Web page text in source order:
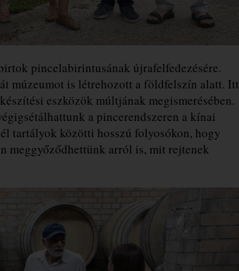
pincelabirintusának újrafelfedezésére.
múzeumot is létrehozott a földfelszín alatt. Itt
eszközök múltjának megismerésében.
a pincerendszeren a kínai
tartályok közötti hosszú folyosókon, hogy
meggyőződhettünk arról is, mit rejtenek